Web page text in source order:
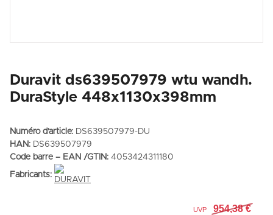
Duravit ds639507979 wtu wandh.
DuraStyle 448x1130x398mm
Numéro d'article: DS639507979-DU
HAN: DS639507979
Code barre – EAN /GTIN: 4053424311180
Fabricants:
UVP 954,38 €